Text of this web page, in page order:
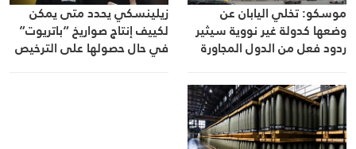
موسكو: تخلي اليابان عن
وضعها كدولة غير نووية سيثير
ردود فعل من الدول المجاورة
زيلينسكي يحدد متى يمكن
لكييف إنتاج صواريخ “باتريوت”
في حال حصولها على الترخيص